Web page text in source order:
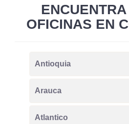
OFICINAS EN
Antioquia
Arauca
Atlantico